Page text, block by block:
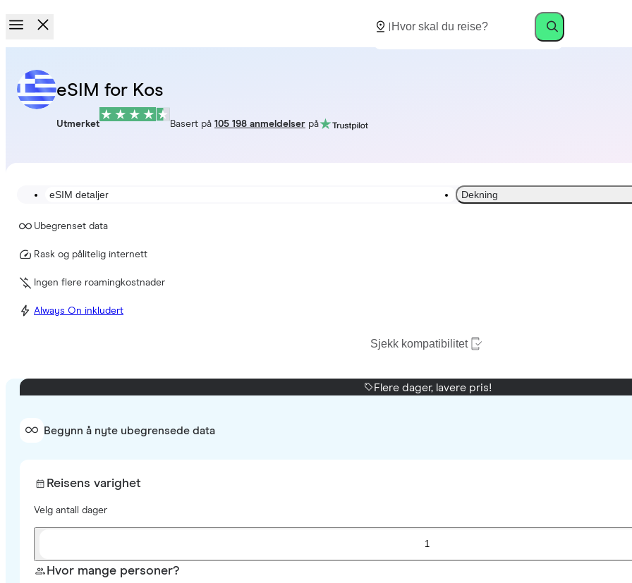
eSIM for Kos
Utmerket Basert på 105 198 anmeldelser på
eSIM detaljer Dekning
Ubegrenset data
Rask og pålitelig internett
Ingen flere roamingkostnader
Always On inkludert
Sjekk kompatibilitet
Flere dager, lavere pris!
Begynn å nyte ubegrensede data
Reisens varighet
Velg antall dager
1
Hvor mange personer?